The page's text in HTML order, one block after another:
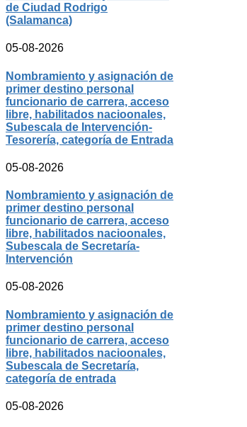
de Ciudad Rodrigo
(Salamanca)
05-08-2026
Nombramiento y asignación de
primer destino personal
funcionario de carrera, acceso
libre, habilitados nacioonales,
Subescala de Intervención-
Tesorería, categoría de Entrada
05-08-2026
Nombramiento y asignación de
primer destino personal
funcionario de carrera, acceso
libre, habilitados nacioonales,
Subescala de Secretaría-
Intervención
05-08-2026
Nombramiento y asignación de
primer destino personal
funcionario de carrera, acceso
libre, habilitados nacioonales,
Subescala de Secretaría,
categoría de entrada
05-08-2026